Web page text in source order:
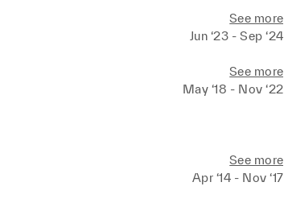
l’humain au cœur de mes projets afin de
stables, exigeants et performants.
mettre mon expérience, mon leadership
développement d’une Maison ambitieuse.
See more
Jun ‘23 - Sep ‘24
See more
May ‘18 - Nov ‘22
See more
Apr ‘14 - Nov ‘17